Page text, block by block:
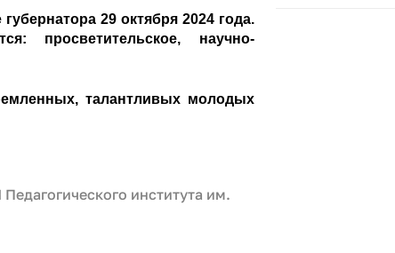
29 октября 2024 года.
просветительское, научно-
талантливых молодых
института им.